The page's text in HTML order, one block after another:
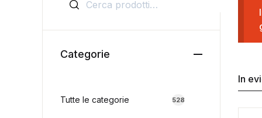
In
Cerca:
Categorie
Tutte le categorie 528